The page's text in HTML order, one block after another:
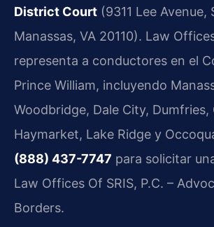
District Court (9311 Lee Avenue,
Manassas, VA 20110). Law
representa a conductores en el
Prince William, incluyendo
Woodbridge, Dale City, Dumfries,
Haymarket, Lake Ridge y
(888) 437-7747 para solicitar
Law Offices Of SRIS, P.C. –
Borders.